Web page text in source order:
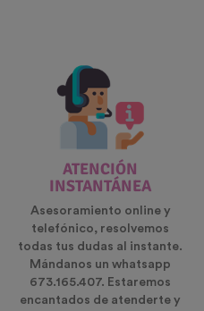
ATENCIÓN
INSTANTÁNEA
Asesoramiento online y
telefónico, resolvemos
todas tus dudas al instante.
Mándanos un whatsapp
673.165.407. Estaremos
encantados de atenderte y